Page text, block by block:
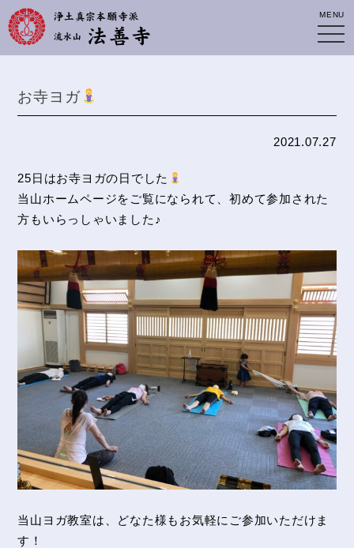
MENU
お寺ヨガ
2021.07.27
25日はお寺ヨガの日でした
当山ホームページをご覧になられて、初めて参加された
方もいらっしゃいました♪
当山ヨガ教室は、どなた様もお気軽にご参加いただけま
す！